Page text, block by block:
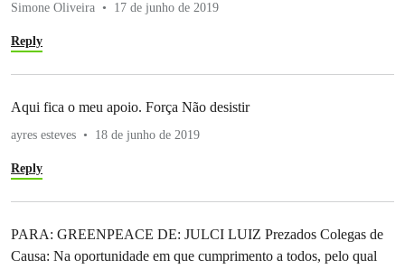
Simone Oliveira 17 de junho de 2019
Reply
Aqui fica o meu apoio. Força Não desistir
ayres esteves 18 de junho de 2019
Reply
PARA: GREENPEACE DE: JULCI LUIZ Prezados Colegas de
Causa: Na oportunidade em que cumprimento a todos, pelo qual